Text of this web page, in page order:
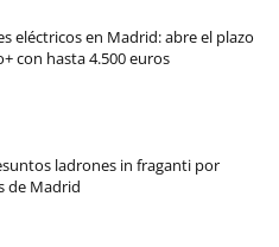
eléctricos en Madrid: abre el plazo
con hasta 4.500 euros
ladrones in fraganti por
de Madrid